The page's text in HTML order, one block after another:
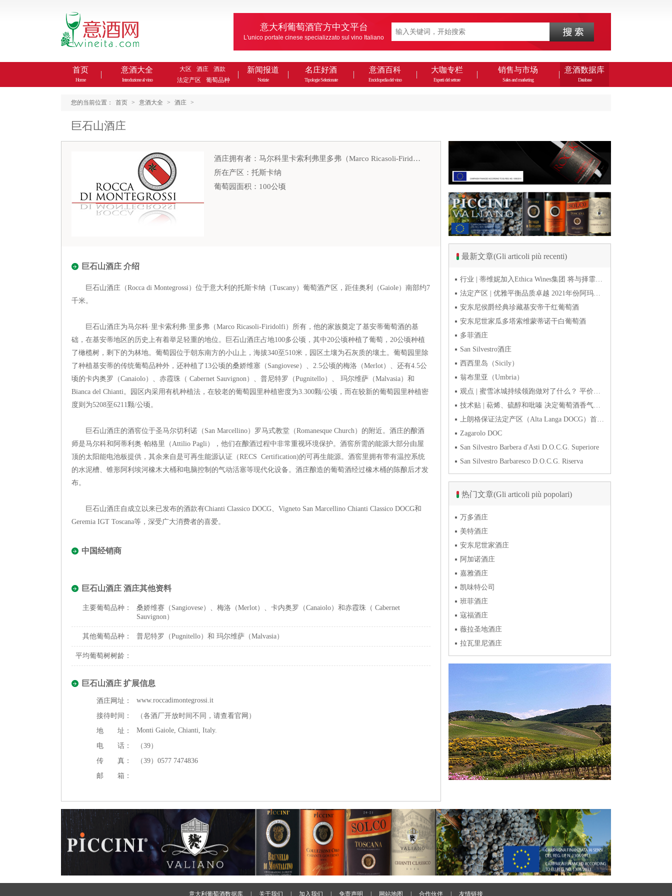
意大利葡萄酒官方中文平台
L'unico portale cinese specializzato sul vino Italiano
首页
Home
意酒大全
Introduzione al vino
大区 酒庄
酒款
法定产区
葡萄品种
新闻报道
Notizie
名庄好酒
Tipologie Selezionate
意酒百科
Enciclopedia del vino
大咖专栏
Esperti del settore
销售与市场
Sales and marketing
意酒数据库
Database
您的当前位置： 首页 > 意酒大全 > 酒庄 >
巨石山酒庄
酒庄拥有者：马尔科里卡索利弗里多弗（Marco Ricasoli-Firidolfi）
所在产区：托斯卡纳
葡萄园面积：100公顷
巨石山酒庄 介绍
巨石山酒庄（Rocca di Montegrossi）位于意大利的托斯卡纳（Tuscany）葡萄酒产区，距佳奥利（Gaiole）南部约7
千米。
巨石山酒庄为马尔科·里卡索利弗·里多弗（Marco Ricasoli-Firidolfi）所有，他的家族奠定了基安蒂葡萄酒的基
础，在基安蒂地区的历史上有着举足轻重的地位。巨石山酒庄占地100多公顷，其中20公顷种植了葡萄，20公顷种植
了橄榄树，剩下的为林地。葡萄园位于朝东南方的小山上，海拔340至510米，园区土壤为石灰质的壤土。葡萄园里除
了种植基安蒂的传统葡萄品种外，还种植了13公顷的桑娇维塞（Sangiovese）、2.5公顷的梅洛（Merlot）、还有4.5公
顷的卡内奥罗（Canaiolo）、赤霞珠（ Cabernet Sauvignon）、普尼特罗（Pugnitello）、 玛尔维萨（Malvasia）和
Bianca del Chianti。园区内采用有机种植法，在较老的葡萄园里种植密度为3.300颗/公顷，而在较新的葡萄园里种植密
度则为5208至6211颗/公顷。
巨石山酒庄的酒窖位于圣马尔切利诺（San Marcellino）罗马式教堂（Romanesque Church）的附近。酒庄的酿酒
师是马尔科和阿蒂利奥·帕格里（Attilio Pagli），他们在酿酒过程中非常重视环境保护。酒窖所需的能源大部分由屋
顶的太阳能电池板提供，其余来自是可再生能源认证（RECS Certification)的可再生能源。酒窖里拥有带有温控系统
的水泥槽、锥形阿利埃河橡木大桶和电脑控制的气动活塞等现代化设备。酒庄酿造的葡萄酒经过橡木桶的陈酿后才发
布。
巨石山酒庄自成立以来已发布的酒款有Chianti Classico DOCG、Vigneto San Marcellino Chianti Classico DOCG和
Geremia IGT Toscana等，深受广大消费者的喜爱。
中国经销商
巨石山酒庄 酒庄其他资料
主要葡萄品种：
桑娇维赛（Sangiovese）、梅洛（Merlot）、卡内奥罗（Canaiolo）和赤霞珠（ Cabernet
Sauvignon）
其他葡萄品种： 普尼特罗（Pugnitello）和 玛尔维萨（Malvasia）
平均葡萄树树龄：
巨石山酒庄 扩展信息
酒庄网址： www.roccadimontegrossi.it
接待时间：
（各酒厂开放时间不同，请查看官网）
地 址：
Monti Gaiole, Chianti, Italy.
电 话：
（39）
传 真：
（39）0577 7474836
邮 箱：
最新文章(Gli articoli più recenti)
行业 | 蒂维妮加入Ethica Wines集团 将与择霏罗共拓中国市场
法定产区 | 优雅平衡品质卓越 2021年份阿玛罗尼Amarone全球预品会落幕
安东尼侯爵经典珍藏基安帝干红葡萄酒
安东尼世家瓜多塔索维蒙蒂诺干白葡萄酒
多菲酒庄
San Silvestro酒庄
西西里岛（Sicily）
翁布里亚（Umbria）
观点 | 蜜雪冰城持续领跑做对了什么？ 平价下沉或是酒商破
技术贴 | 萜烯、硫醇和吡嗪 决定葡萄酒香气的三类化合物
上朗格保证法定产区（Alta Langa DOCG）首次突破年产量百万瓶
Zagarolo DOC
San Silvestro Barbera d'Asti D.O.C.G. Superiore
San Silvestro Barbaresco D.O.C.G. Riserva
热门文章(Gli articoli più popolari)
万多酒庄
美特酒庄
安东尼世家酒庄
阿加诺酒庄
嘉雅酒庄
凯味特公司
班菲酒庄
寇福酒庄
薇拉圣地酒庄
拉瓦里尼酒庄
意大利葡萄酒数据库 关于我们 加入我们 免责声明 网站地图 合作伙伴 友情链接